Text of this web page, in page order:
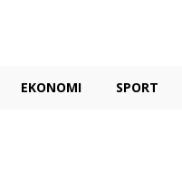
EKONOMI SPORT